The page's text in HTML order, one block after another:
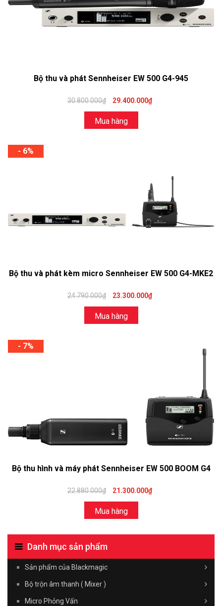
Bộ thu và phát Sennheiser EW 500 G4-945
30.800.000₫ 29.400.000₫
Mua hàng
- 6%
Bộ thu và phát kèm micro Sennheiser EW 500 G4-MKE2
24.790.000₫ 23.300.000₫
Mua hàng
- 7%
Bộ thu hình và máy phát Sennheiser EW 500 BOOM G4
22.880.000₫ 21.300.000₫
Mua hàng
Danh mục sản phẩm
Sản phẩm của Blackmagic
Bộ trộn âm thanh ( Mixer )
Micro Phỏng Vấn